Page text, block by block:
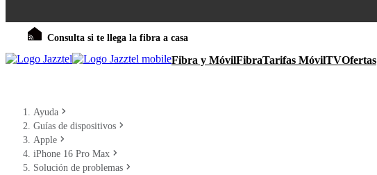
Consulta si te llega la fibra a casa
Fibra y MóvilFibraTarifas MóvilTVOfertas
Ayuda
Guías de dispositivos
Apple
iPhone 16 Pro Max
Solución de problemas